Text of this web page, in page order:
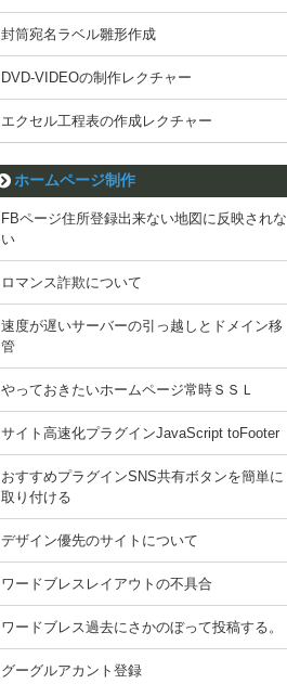
封筒宛名ラベル雛形作成
DVD-VIDEOの制作レクチャー
エクセル工程表の作成レクチャー
ホームページ制作
FBページ住所登録出来ない地図に反映されな
い
ロマンス詐欺について
速度が遅いサーバーの引っ越しとドメイン移
管
やっておきたいホームページ常時ＳＳＬ
サイト高速化プラグインJavaScript toFooter
おすすめプラグインSNS共有ボタンを簡単に
取り付ける
デザイン優先のサイトについて
ワードブレスレイアウトの不具合
ワードブレス過去にさかのぼって投稿する。
グーグルアカント登録